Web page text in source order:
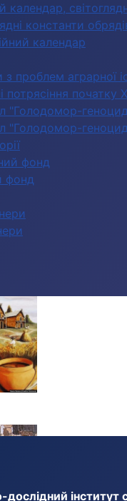
календар,
константи
календар
проблем аграрної
потрясіння початку
"Голодомор-
"Голодомор-
фонд
фонд
інститут